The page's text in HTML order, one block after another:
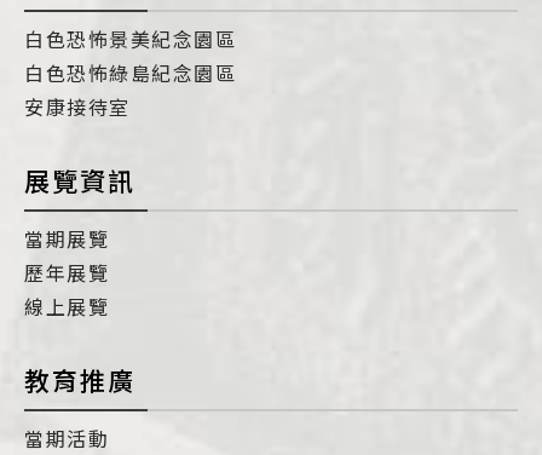
白色恐怖景美紀念園區
白色恐怖綠島紀念園區
安康接待室
展覽資訊
當期展覽
歷年展覽
線上展覽
教育推廣
當期活動